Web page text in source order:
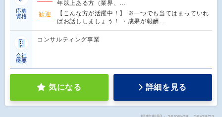
応募
資格
年以上ある方（業界、…
歓迎
【こんな方が活躍中！】 ※一つでも当てはまっていれ
ばお話ししましょう！ ・成果が報酬…
会社
概要
コンサルティング事業
気になる 詳細を見る